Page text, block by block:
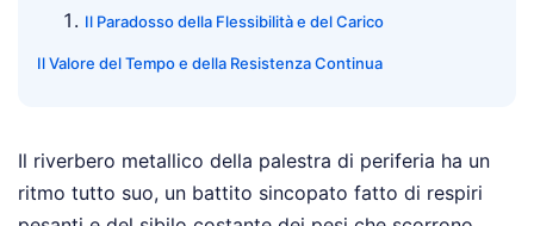
Il Paradosso della Flessibilità e del Carico
Il Valore del Tempo e della Resistenza Continua
Il riverbero metallico della palestra di periferia ha un
ritmo tutto suo, un battito sincopato fatto di respiri